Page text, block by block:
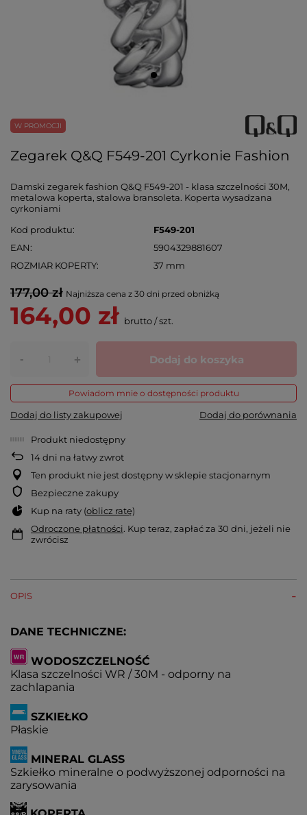
W PROMOCJI
Zegarek Q&Q F549-201 Cyrkonie Fashion
Damski zegarek fashion Q&Q F549-201 - klasa szczelności 30M,
metalowa koperta, stalowa bransoleta. Koperta wysadzana
cyrkoniami
Kod produktu
F549-201
EAN
5904329881607
ROZMIAR KOPERTY
37 mm
177,00 zł Najniższa cena z 30 dni przed obniżką
164,00 zł brutto/szt.
- + Dodaj do koszyka
Powiadom mnie o dostępności produktu
Dodaj do listy zakupowej Dodaj do porównania
Produkt niedostępny
14dni na łatwy zwrot
Ten produkt nie jest dostępny w sklepie stacjonarnym
Bezpieczne zakupy
Kup na raty (oblicz ratę)
Odroczone płatności. Kup teraz, zapłać za 30 dni, jeżeli nie
zwrócisz
OPIS
DANE TECHNICZNE:
WODOSZCZELNOŚĆ
Klasa szczelności WR / 30M - odporny na
zachlapania
SZKIEŁKO
Płaskie
MINERAL GLASS
Szkiełko mineralne o podwyższonej odporności na
zarysowania